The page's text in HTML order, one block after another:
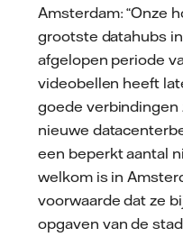
Amsterdam: “Onze
grootste datahubs
afgelopen periode
videobellen heeft
goede verbindingen
nieuwe
een beperkt aantal
welkom is in
voorwaarde dat ze
opgaven van de